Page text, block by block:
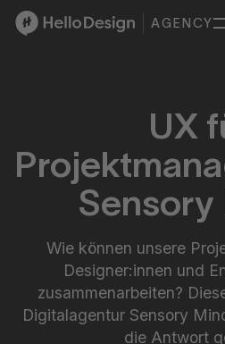
AGENCY
UX
Sensory
Wie können unsere
Designer:innen und
zusammenarbeiten?
Digitalagentur Sensory
die Antwort